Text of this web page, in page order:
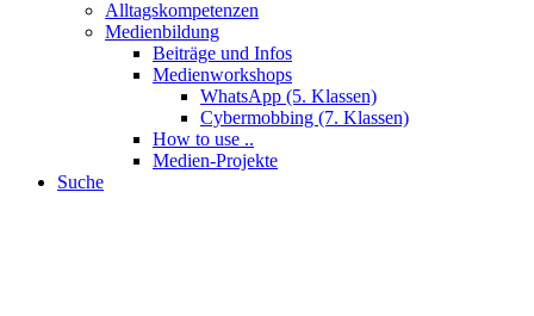
Alltagskompetenzen
Medienbildung
Beiträge und Infos
Medienworkshops
WhatsApp (5. Klassen)
Cybermobbing (7. Klassen)
How to use ..
Medien-Projekte
Suche